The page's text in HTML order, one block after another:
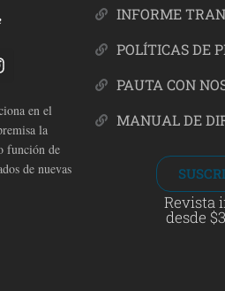
en el
la
función de
de nuevas
INFORME
POLÍTICAS DE
PAUTA CON
MANUAL DE
Revista
desde